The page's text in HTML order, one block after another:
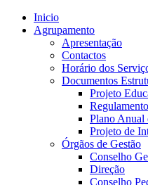
Inicio
Agrupamento
Apresentação
Contactos
Horário dos
Documentos
Projeto
Plano Anual
Projeto de
Órgãos de Gestão
Conselho
Direção
Conselho